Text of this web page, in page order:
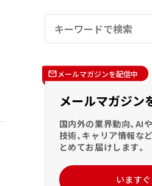
メールマガジンを配信中
メールマガジン
国内外の業界動向、AI
技術、キャリア情報な
とめてお届けします。
います